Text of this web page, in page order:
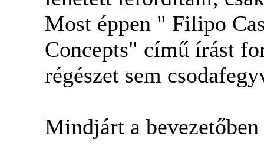
Most éppen " Filipo
Concepts" című írást
régészet sem
Mindjárt a